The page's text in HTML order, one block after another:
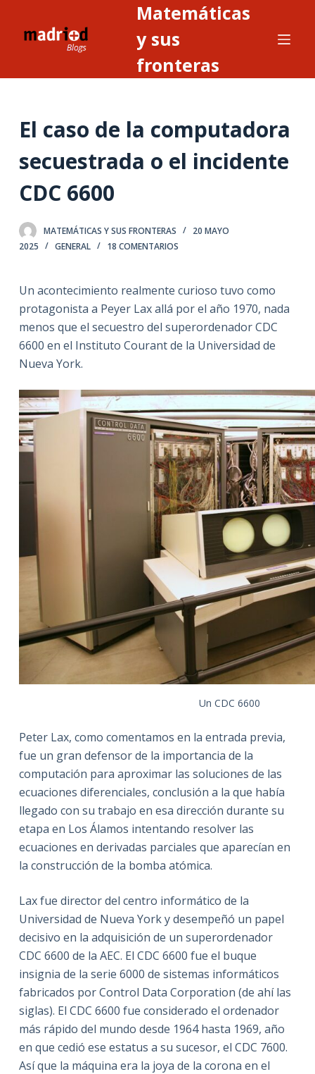
n
e
n
d
o
Matemáticas
y sus
fronteras
El caso de la computadora
secuestrada o el incidente
CDC 6600
MATEMÁTICAS Y SUS FRONTERAS
20 MAYO
2025
GENERAL 18 COMENTARIOS
Un acontecimiento realmente curioso tuvo como
protagonista a Peyer Lax allá por el año 1970, nada
menos que el secuestro del superordenador CDC
6600 en el Instituto Courant de la Universidad de
Nueva York.
Un CDC 6600
Peter Lax, como comentamos en la entrada previa,
fue un gran defensor de la importancia de la
computación para aproximar las soluciones de las
ecuaciones diferenciales, conclusión a la que había
llegado con su trabajo en esa dirección durante su
etapa en Los Álamos intentando resolver las
ecuaciones en derivadas parciales que aparecían en
la construcción de la bomba atómica.
Lax fue director del centro informático de la
Universidad de Nueva York y desempeñó un papel
decisivo en la adquisición de un superordenador
CDC 6600 de la AEC. El CDC 6600 fue el buque
insignia de la serie 6000 de sistemas informáticos
fabricados por Control Data Corporation (de ahí las
siglas). El CDC 6600 fue considerado el ordenador
más rápido del mundo desde 1964 hasta 1969, año
en que cedió ese estatus a su sucesor, el CDC 7600.
Así que la máquina era la joya de la corona en el